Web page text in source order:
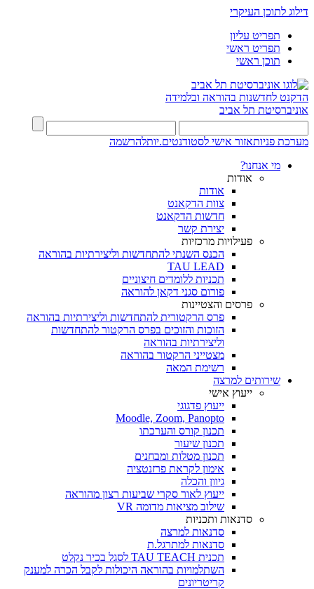
דילוג לתוכן העיקרי
תפריט עליון
תפריט ראשי
תוכן ראשי
הדקנט לחדשנות בהוראה ובלמידה
אוניברסיטת תל אביב
מערכת פניותאזור אישי לסטודנטים.יותלהרשמה
מי אנחנו?
אודות
אודות
צוות הדקאנט
חדשות הדקאנט
יצירת קשר
פעילויות מרכזיות
הכנס השנתי להתחדשות וליצירתיות בהוראה
TAU LEAD
תכניות ללומדים חיצוניים
פורום סגני דקאן להוראה
פרסים והצטיינות
פרס הרקטורית להתחדשות וליצירתיות בהוראה
הזוכות והזוכים בפרס הרקטור להתחדשות
וליצירתיות בהוראה
מצטייני הרקטור בהוראה
רשימת המאה
שירותים למרצה
ייעוץ אישי
ייעוץ פדגוגי
Moodle, Zoom, Panopto
תכנון קורס והערכתו
תכנון שיעור
תכנון מטלות ומבחנים
אימון לקראת פרזנטציה
גיוון והכלה
ייעוץ לאור סקרי שביעות רצון מהוראה
שילוב מציאות מדומה VR
סדנאות ותכניות
סדנאות למרצה
סדנאות למתרגל.ת
תכנית TAU TEACH לסגל בכיר נקלט
השתלמויות בהוראה היכולות לקבל הכרה למענק
קריטריונים